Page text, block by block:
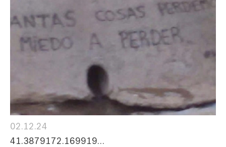
02.12.24
41.3879172.169919…